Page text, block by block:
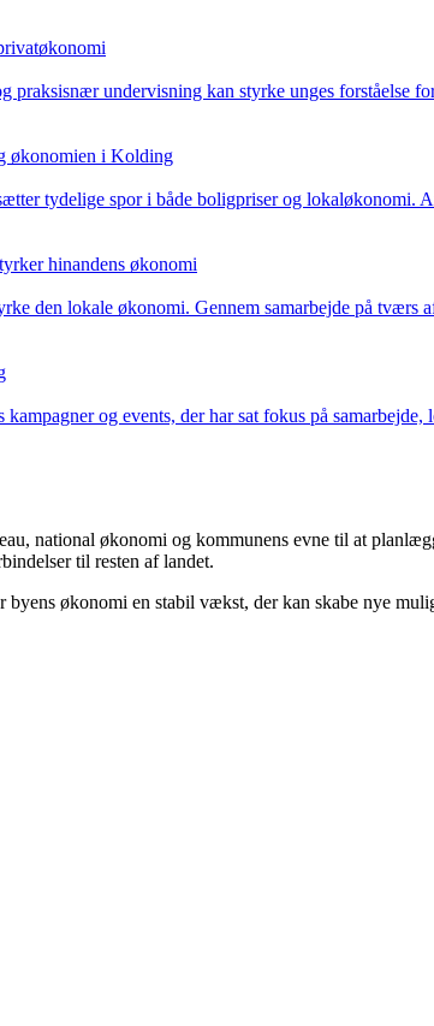
undervisning kan styrke unges forståelse
økonomien i Kolding
tydelige spor i både boligpriser og
hinandens økonomi
den lokale økonomi. Gennem samarbejde på
og events, der har sat fokus på
national økonomi og kommunens evne til at
til resten af landet.
økonomi en stabil vækst, der kan skabe nye